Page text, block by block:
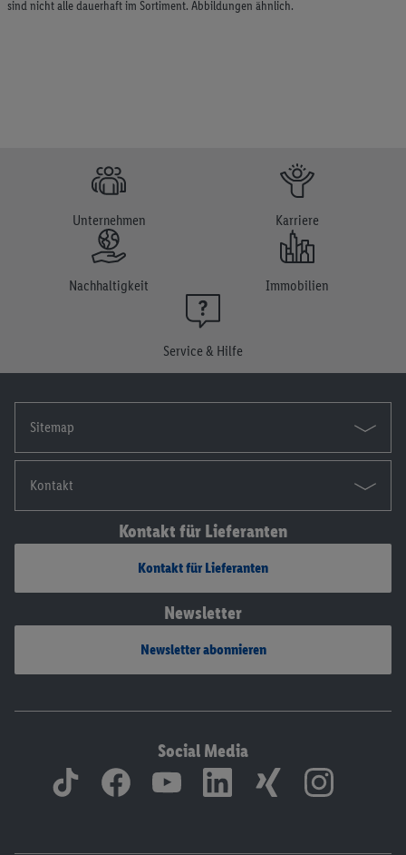
sind nicht alle dauerhaft im Sortiment. Abbildungen ähnlich.
Unternehmen Karriere
Nachhaltigkeit Immobilien
Service & Hilfe
Sitemap
Kontakt
Kontakt für Lieferanten
Kontakt für Lieferanten
Newsletter
Newsletter abonnieren
Social Media